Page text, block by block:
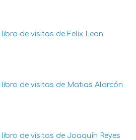
libro de visitas de Felix Leon
libro de visitas de Matias Alarcón
libro de visitas de Joaquín Reyes